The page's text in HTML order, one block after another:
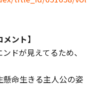
ント】
ドが見えてるため、
命生きる主人公の姿